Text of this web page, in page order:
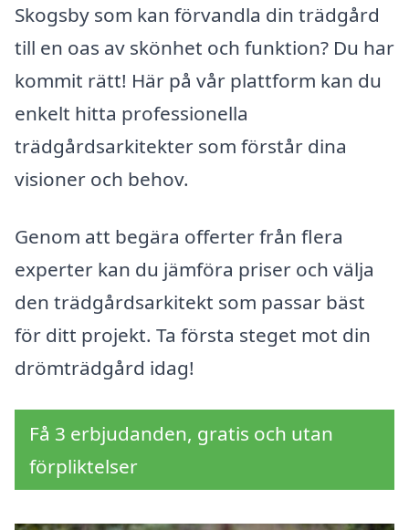
Skogsby som kan förvandla din trädgård
till en oas av skönhet och funktion? Du har
kommit rätt! Här på vår plattform kan du
enkelt hitta professionella
trädgårdsarkitekter som förstår dina
visioner och behov.
Genom att begära offerter från flera
experter kan du jämföra priser och välja
den trädgårdsarkitekt som passar bäst
för ditt projekt. Ta första steget mot din
drömträdgård idag!
Få 3 erbjudanden, gratis och utan
förpliktelser